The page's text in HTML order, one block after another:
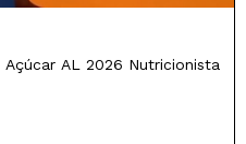
AL 2026 Nutricionista